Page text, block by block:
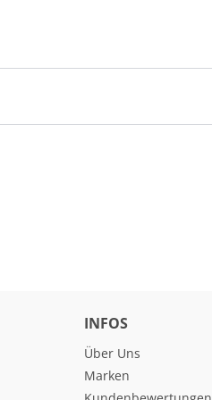
INFOS
Über Uns
Marken